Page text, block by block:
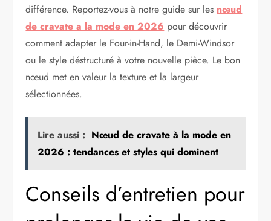
différence. Reportez-vous à notre guide sur les nœud
de cravate a la mode en 2026 pour découvrir
comment adapter le Four-in-Hand, le Demi-Windsor
ou le style déstructuré à votre nouvelle pièce. Le bon
nœud met en valeur la texture et la largeur
sélectionnées.
Lire aussi : Nœud de cravate à la mode en
2026 : tendances et styles qui dominent
Conseils d’entretien pour